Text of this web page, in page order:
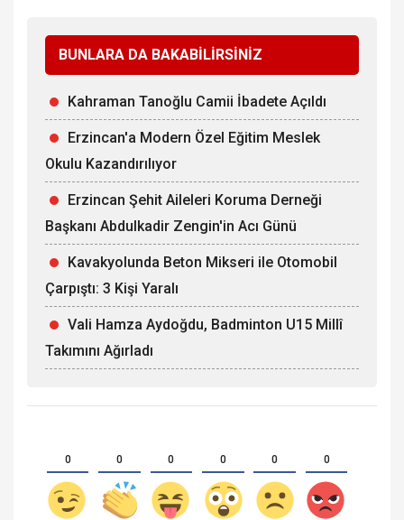
BUNLARA DA BAKABİLİRSİNİZ
Kahraman Tanoğlu Camii İbadete Açıldı
Erzincan'a Modern Özel Eğitim Meslek
Okulu Kazandırılıyor
Erzincan Şehit Aileleri Koruma Derneği
Başkanı Abdulkadir Zengin'in Acı Günü
Kavakyolunda Beton Mikseri ile Otomobil
Çarpıştı: 3 Kişi Yaralı
Vali Hamza Aydoğdu, Badminton U15 Millî
Takımını Ağırladı
0 0 0 0 0 0